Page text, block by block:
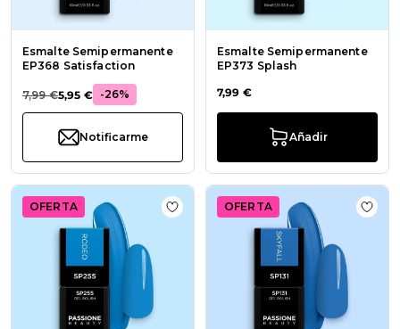
Esmalte Semipermanente
EP368 Satisfaction
7,99 €5,95 € -26%
Notificarme
Esmalte Semipermanente
EP373 Splash
7,99 €
Añadir
OFERTA Añadir a la lista de deseos Esmalte
OFERTA